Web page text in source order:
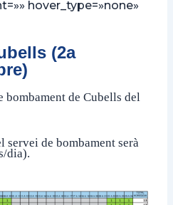
hover_type=»none»
(2a
)
bombament de Cubells del
servei de bombament serà
dia).